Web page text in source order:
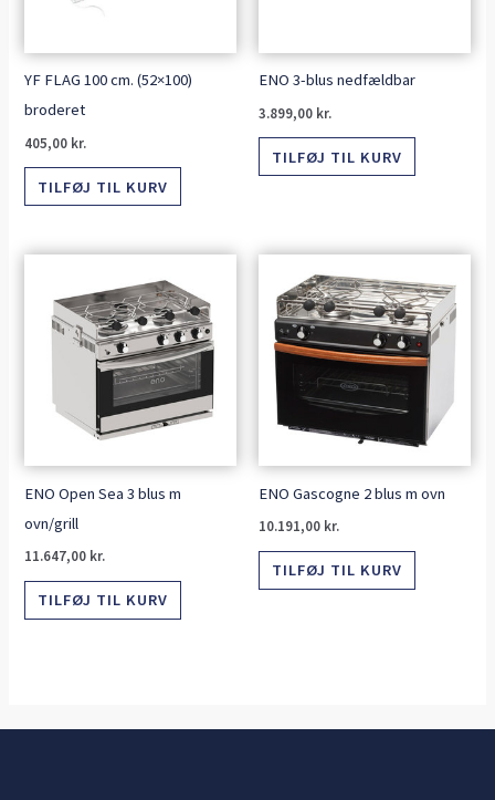
YF FLAG 100 cm. (52×100)
broderet
405,00 kr.
TILFØJ TIL KURV
ENO 3-blus nedfældbar
3.899,00 kr.
TILFØJ TIL KURV
ENO Open Sea 3 blus m
ovn/grill
11.647,00 kr.
TILFØJ TIL KURV
ENO Gascogne 2 blus m ovn
10.191,00 kr.
TILFØJ TIL KURV